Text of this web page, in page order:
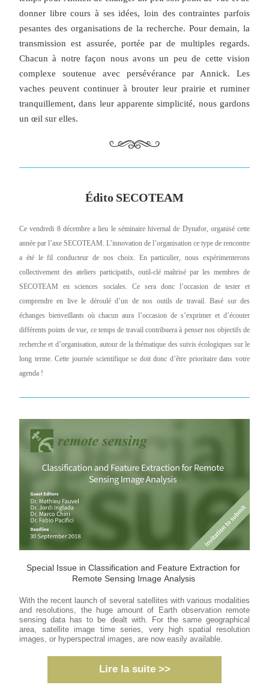
donner libre cours à ses idées, loin des contraintes parfois
pesantes des organisations de la recherche. Pour demain, la
transmission est assurée, portée par de multiples regards.
Chacun à notre façon nous avons un peu de cette vision
complexe soutenue avec persévérance par Annick. Les
vaches peuvent continuer à brouter leur prairie et ruminer
tranquillement, dans leur apparente simplicité, nous gardons
un œil sur elles.
Édito SECOTEAM
Ce vendredi 8 décembre a lieu le séminaire hivernal de Dynafor, organisé cette
année par l’axe SECOTEAM. L’innovation de l’organisation ce type de rencontre
a été le fil conducteur de nos choix. En particulier, nous expérimenterons
collectivement des ateliers participatifs, outil-clé maîtrisé par les membres de
SECOTEAM en sciences sociales. Ce sera donc l’occasion de tester et
comprendre en live le déroulé d’un de nos outils de travail. Basé sur des
échanges bienveillants où chacun aura l’occasion de s’exprimer et d’écouter
différents points de vue, ce temps de travail contribuera à penser nos objectifs de
recherche et d’organisation, autour de la thématique des suivis écologiques sur le
long terme. Cette journée scientifique se doit donc d’être prioritaire dans votre
agenda !
Special Issue in Classification and Feature Extraction for
Remote Sensing Image Analysis
With the recent launch of several satellites with various modalities
and resolutions, the huge amount of Earth observation remote
sensing data has to be dealt with. For the same geographical
area, satellite image time series, very high spatial resolution
images, or hyperspectral images, are now easily available.
Lire la suite >>